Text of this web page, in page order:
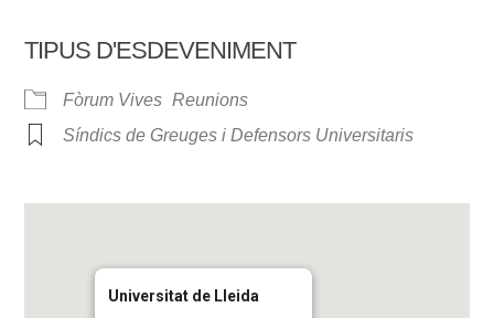
TIPUS D'ESDEVENIMENT
Fòrum Vives Reunions
Síndics de Greuges i Defensors Universitaris
Universitat de Lleida